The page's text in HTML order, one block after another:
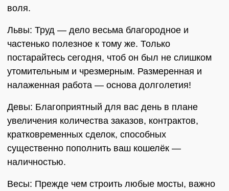
воля.
Львы: Труд — дело весьма благородное и
частенько полезное к тому же. Только
постарайтесь сегодня, чтоб он был не слишком
утомительным и чрезмерным. Размеренная и
налаженная работа — основа долголетия!
Девы: Благоприятный для вас день в плане
увеличения количества заказов, контрактов,
кратковременных сделок, способных
существенно пополнить ваш кошелёк —
наличностью.
Весы: Прежде чем строить любые мосты, важно